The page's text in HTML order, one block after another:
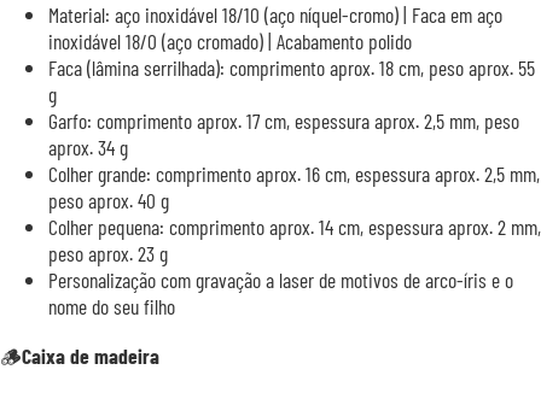
Material: aço inoxidável 18/10 (aço níquel-cromo) | Faca em aço
inoxidável 18/0 (aço cromado) | Acabamento polido
Faca (lâmina serrilhada): comprimento aprox. 18 cm, peso aprox. 55
g
Garfo: comprimento aprox. 17 cm, espessura aprox. 2,5 mm, peso
aprox. 34 g
Colher grande: comprimento aprox. 16 cm, espessura aprox. 2,5 mm,
peso aprox. 40 g
Colher pequena: comprimento aprox. 14 cm, espessura aprox. 2 mm,
peso aprox. 23 g
Personalização com gravação a laser de motivos de arco-íris e o
nome do seu filho
🪵Caixa de madeira